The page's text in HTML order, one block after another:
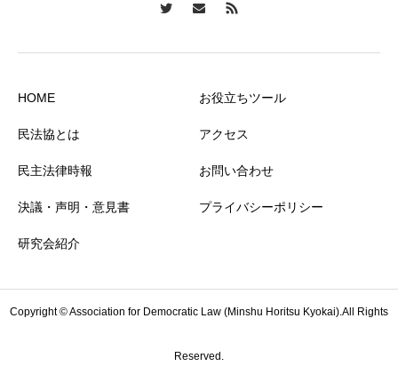
HOME
民法協とは
民主法律時報
決議・声明・意見書
研究会紹介
お役立ちツール
アクセス
お問い合わせ
プライバシーポリシー
Copyright © Association for Democratic Law (Minshu Horitsu Kyokai).All Rights
Reserved.